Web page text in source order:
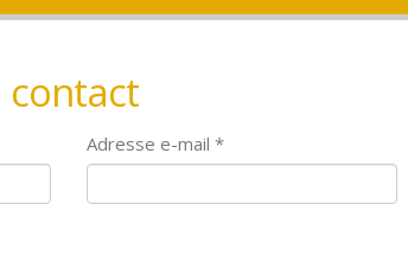
contact
Adresse e-mail *